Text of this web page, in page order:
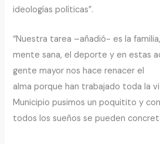
ideologías políticas”.
“Nuestra tarea –añadió- es la
mente sana, el deporte y en estas
gente mayor nos hace renacer el
alma porque han trabajado toda la
Municipio pusimos un poquitito y
todos los sueños se pueden